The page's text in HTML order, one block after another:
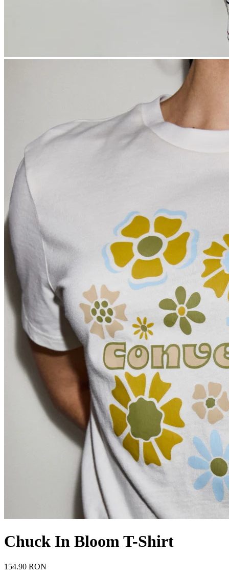
Chuck In Bloom T-Shirt
154.90 RON